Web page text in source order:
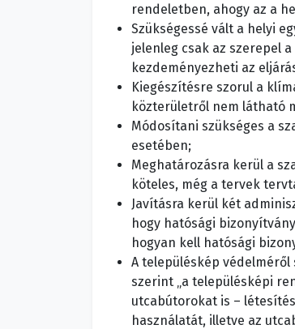
rendeletben, ahogy az a
Szükségessé vált a helyi
jelenleg csak az szerepel
kezdeményezheti az
Kiegészítésre szorul a
közterületről nem látható
Módosítani szükséges a
esetében;
Meghatározásra kerül a
köteles, még a tervek
Javításra kerül két
hogy hatósági
hogyan kell hatósági
A településkép védelméről
szerint „a településképi
utcabútorokat is –
használatát, illetve az